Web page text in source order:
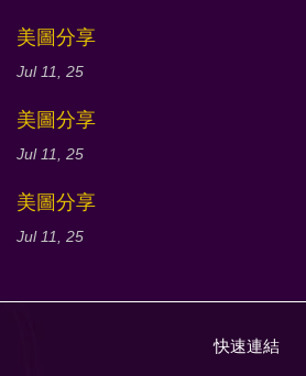
美圖分享
Jul 11, 25
美圖分享
Jul 11, 25
美圖分享
Jul 11, 25
快速連結